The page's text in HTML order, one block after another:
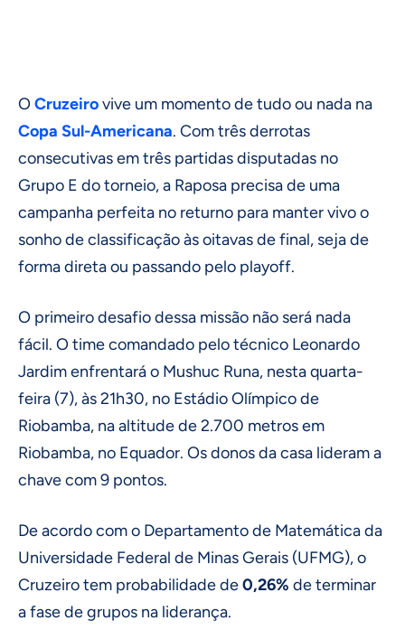
OCruzeirovive um momento de tudo ou nada na
Copa Sul-Americana. Com três derrotas
consecutivas em três partidas disputadas no
Grupo E do torneio, a Raposa precisa de uma
campanha perfeita no returno para manter vivo o
sonho de classificação às oitavas de final, seja de
forma direta ou passando pelo playoff.
O primeiro desafio dessa missão não será nada
fácil. O time comandado pelo técnico Leonardo
Jardim enfrentará o Mushuc Runa, nesta quarta-
feira (7), às 21h30, no Estádio Olímpico de
Riobamba, na altitude de 2.700 metros em
Riobamba, no Equador. Os donos da casa lideram a
chave com 9 pontos.
De acordo com o Departamento de Matemática da
Universidade Federal de Minas Gerais (UFMG), o
Cruzeiro tem probabilidade de0,26% de terminar
a fase de grupos na liderança.